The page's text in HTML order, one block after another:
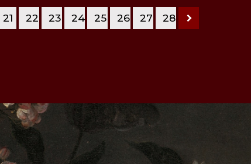
21 22 23 24 25 26 27 28